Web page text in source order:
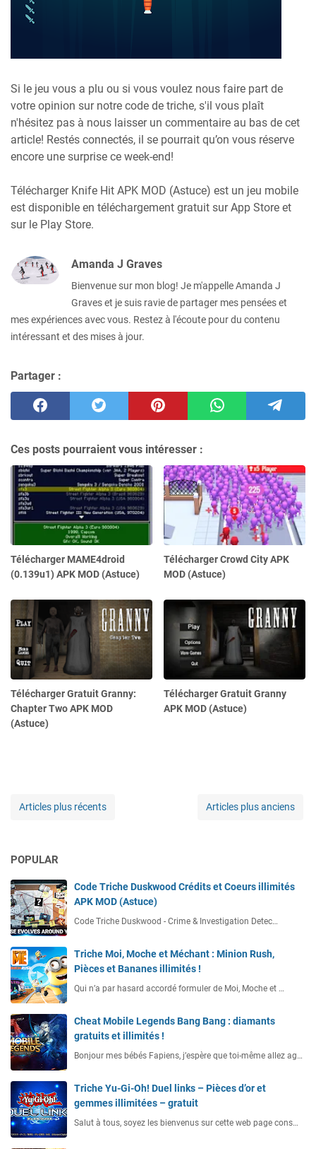
Si le jeu vous a plu ou si vous voulez nous faire part de
votre opinion sur notre code de triche, s'il vous plaît
n'hésitez pas à nous laisser un commentaire au bas de cet
article! Restés connectés, il se pourrait qu’on vous réserve
encore une surprise ce week-end!
Télécharger Knife Hit APK MOD (Astuce) est un jeu mobile
est disponible en téléchargement gratuit sur App Store et
sur le Play Store.
Amanda J Graves
Bienvenue sur mon blog! Je m'appelle Amanda J
Graves et je suis ravie de partager mes pensées et
mes expériences avec vous. Restez à l'écoute pour du contenu
intéressant et des mises à jour.
Partager :
Ces posts pourraient vous intéresser :
Télécharger MAME4droid
(0.139u1) APK MOD (Astuce)
Télécharger Crowd City APK
MOD (Astuce)
Télécharger Gratuit Granny:
Chapter Two APK MOD
(Astuce)
Télécharger Gratuit Granny
APK MOD (Astuce)
Articles plus récents Articles plus anciens
POPULAR
Code Triche Duskwood Crédits et Coeurs illimités
APK MOD (Astuce)
Code Triche Duskwood - Crime & Investigation Detec…
Triche Moi, Moche et Méchant : Minion Rush,
Pièces et Bananes illimités !
Qui n’a par hasard accordé formuler de Moi, Moche et …
Cheat Mobile Legends Bang Bang : diamants
gratuits et illimités !
Bonjour mes bébés Fapiens, j’espère que toi-même allez ag…
Triche Yu-Gi-Oh! Duel links – Pièces d’or et
gemmes illimitées – gratuit
Salut à tous, soyez les bienvenus sur cette web page cons…